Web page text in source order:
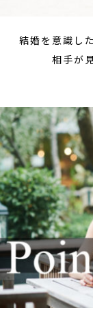
結婚を意識し
相手が